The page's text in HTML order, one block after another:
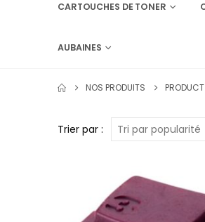
CARTOUCHES DE TONER
AUBAINES
NOS PRODUITS
Trier par :